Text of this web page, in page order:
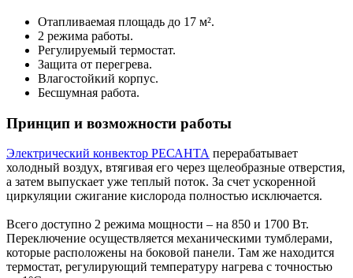
Отапливаемая площадь до 17 м².
2 режима работы.
Регулируемый термостат.
Защита от перегрева.
Влагостойкий корпус.
Бесшумная работа.
Принцип и возможности работы
Электрический конвектор РЕСАНТА перерабатывает
холодный воздух, втягивая его через щелеобразные отверстия,
а затем выпускает уже теплый поток. За счет ускоренной
циркуляции сжигание кислорода полностью исключается.
Всего доступно 2 режима мощности – на 850 и 1700 Вт.
Переключение осуществляется механическими тумблерами,
которые расположены на боковой панели. Там же находится
термостат, регулирующий температуру нагрева с точностью